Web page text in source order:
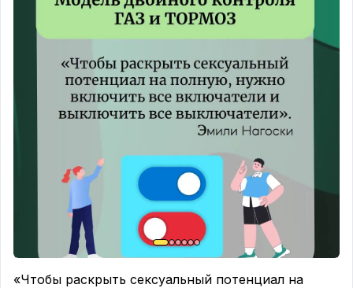
«Чтобы раскрыть сексуальный потенциал на